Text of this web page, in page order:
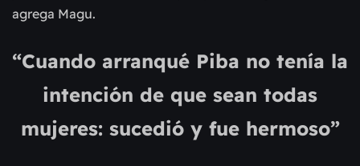
agrega Magu.
“Cuando arranqué Piba no tenía la
intención de que sean todas
mujeres: sucedió y fue hermoso”